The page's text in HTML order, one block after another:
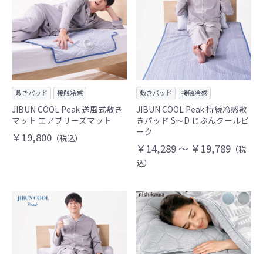
敷きパッド 接触冷感
JIBUN COOL Peak 送風式敷き
マット エアブリーズマット
￥19,800 （税込）
敷きパッド 接触冷感
JIBUN COOL Peak 持続冷感敷
きパッド S～D じぶんクールピ
ーク
￥14,289 ～ ￥19,789 （税
込）